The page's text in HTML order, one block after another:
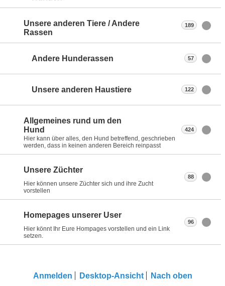
Unsere anderen Tiere / Andere
Rassen
189
Andere Hunderassen 57
Unsere anderen Haustiere 122
Allgemeines rund um den
Hund
Hier kann über alles, den Hund betreffend, geschrieben
werden, dass in keinen anderen Bereich reinpasst
424
Unsere Züchter
Hier können unsere Züchter sich und ihre Zucht
vorstellen
88
Homepages unserer User
Hier könnt Ihr Eure Hompages vorstellen und ein Link
setzen.
96
Anmelden Desktop-Ansicht Nach oben